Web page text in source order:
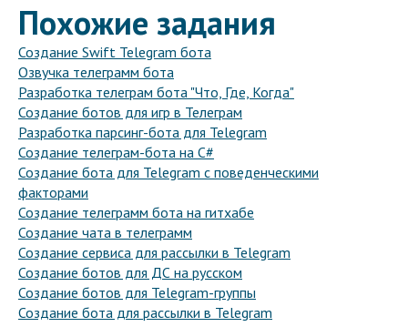
Похожие задания
Создание Swift Telegram бота
Озвучка телеграмм бота
Разработка телеграм бота "Что, Где, Когда"
Создание ботов для игр в Телеграм
Разработка парсинг-бота для Telegram
Создание телеграм-бота на C#
Создание бота для Telegram с поведенческими
факторами
Создание телеграмм бота на гитхабе
Создание чата в телеграмм
Создание сервиса для рассылки в Telegram
Создание ботов для ДС на русском
Создание ботов для Telegram-группы
Создание бота для рассылки в Telegram